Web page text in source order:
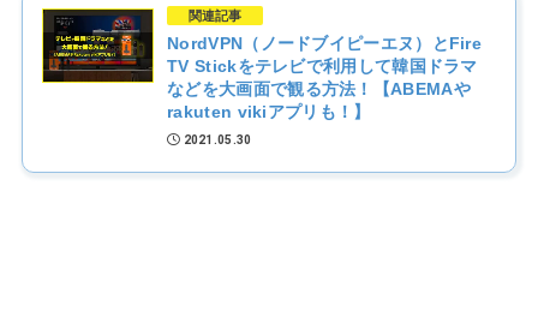
関連記事
NordVPN（ノードブイピーエヌ）とFire
TV Stickをテレビで利用して韓国ドラマ
などを大画面で観る方法！【ABEMAや
rakuten vikiアプリも！】
2021.05.30